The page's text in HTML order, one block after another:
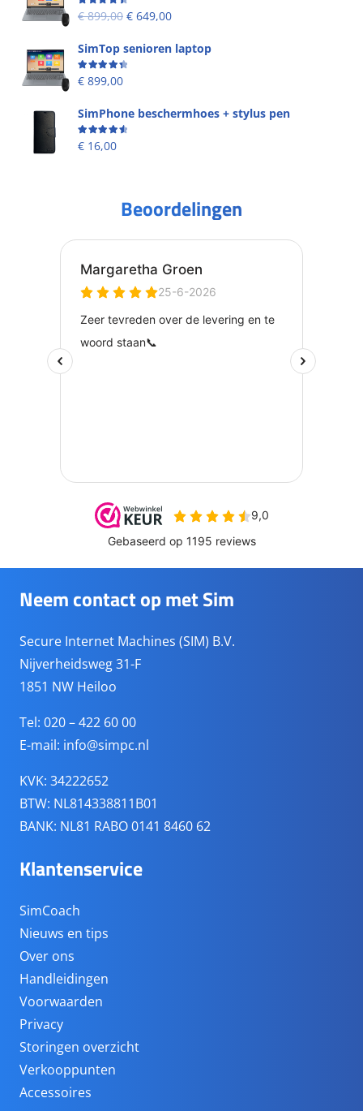
Beoordeling 4.53uit 5
€899,00 € 649,00
SimTop senioren laptop
Beoordeling
€ 899,00
SimPhone beschermhoes + stylus pen
Beoordeling
€ 16,00
Beoordelingen
Neem contact op met Sim
Secure Internet Machines (SIM) B.V.
Nijverheidsweg 31-F
1851 NW Heiloo
Tel: 020 – 422 60 00
E-mail: info@simpc.nl
KVK: 34222652
BTW: NL814338811B01
BANK: NL81 RABO 0141 8460 62
Klantenservice
SimCoach
Nieuws en tips
Over ons
Handleidingen
Voorwaarden
Privacy
Storingen overzicht
Verkooppunten
Accessoires